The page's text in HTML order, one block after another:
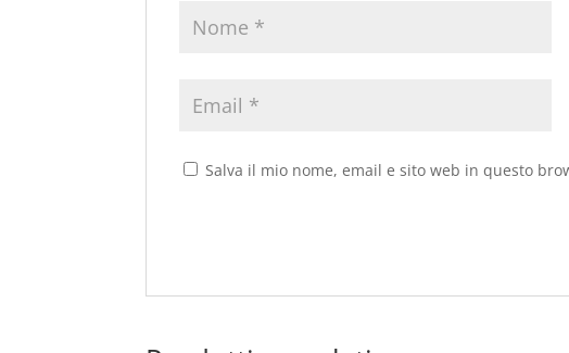
Salva il mio nome, email e sito web in questo